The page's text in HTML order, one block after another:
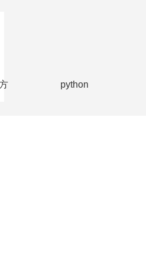
python